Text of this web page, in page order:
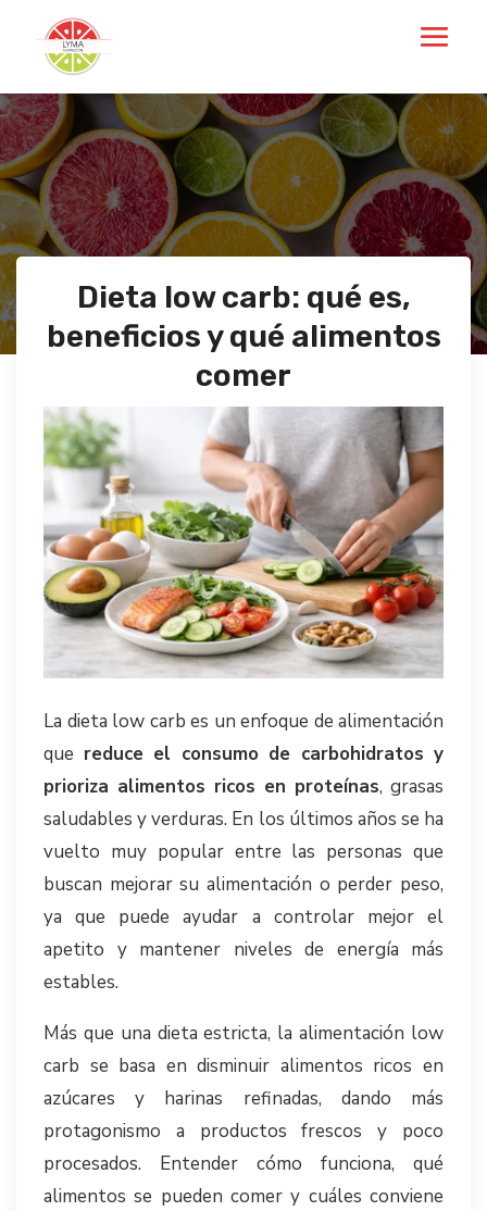
Dieta low carb: qué es,
beneficios y qué alimentos
comer
La dieta low carb es un enfoque de alimentación
que reduce el consumo de carbohidratos y
prioriza alimentos ricos en proteínas, grasas
saludables y verduras. En los últimos años se ha
vuelto muy popular entre las personas que
buscan mejorar su alimentación o perder peso,
ya que puede ayudar a controlar mejor el
apetito y mantener niveles de energía más
estables.
Más que una dieta estricta, la alimentación low
carb se basa en disminuir alimentos ricos en
azúcares y harinas refinadas, dando más
protagonismo a productos frescos y poco
procesados. Entender cómo funciona, qué
alimentos se pueden comer y cuáles conviene